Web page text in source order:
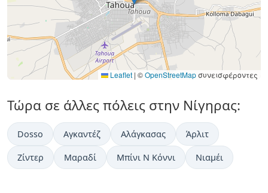
Leaflet | ©OpenStreetMapσυνεισφέροντες
Τώρα σε άλλες πόλεις στην Νίγηρας:
Dosso Αγκαντέζ Αλάγκασας Άρλιτ
Ζίντερ Μαραδί Μπίνι Ν Κόννι Νιαμέι